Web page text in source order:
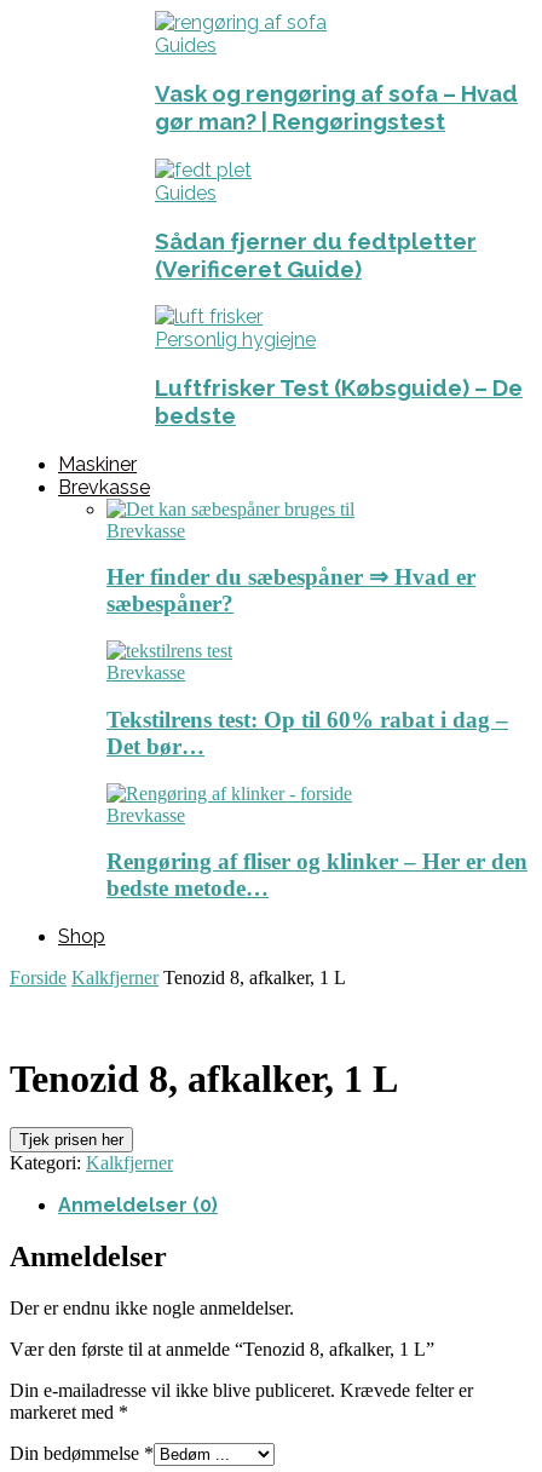
Guides
Vask og rengøring af sofa – Hvad
gør man? | Rengøringstest
Guides
Sådan fjerner du fedtpletter
(Verificeret Guide)
Personlig hygiejne
Luftfrisker Test (Købsguide) – De
bedste
Maskiner
Brevkasse
Brevkasse
Her finder du sæbespåner ⇒ Hvad er
sæbespåner?
Brevkasse
Tekstilrens test: Op til 60% rabat i dag –
Det bør…
Brevkasse
Rengøring af fliser og klinker – Her er den
bedste metode…
Shop
Forside Kalkfjerner Tenozid 8, afkalker, 1 L
Tenozid 8, afkalker, 1 L
Tjek prisen her
Kategori: Kalkfjerner
Anmeldelser (0)
Anmeldelser
Der er endnu ikke nogle anmeldelser.
Vær den første til at anmelde “Tenozid 8, afkalker, 1 L”
Din e-mailadresse vil ikke blive publiceret. Krævede felter er
markeret med *
Din bedømmelse *